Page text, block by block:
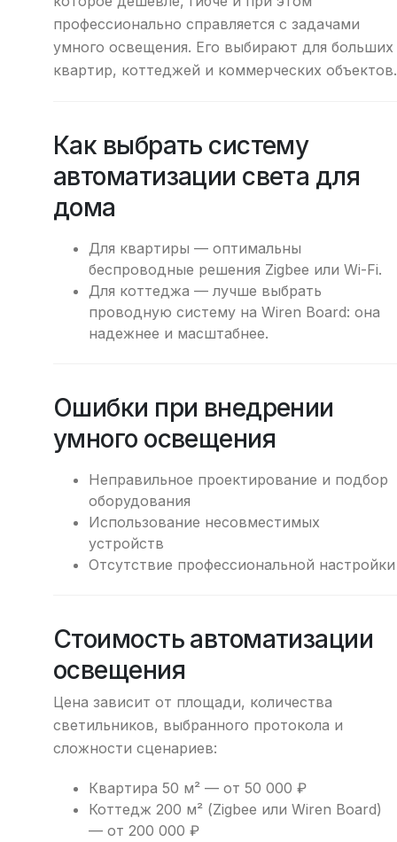
профессионально справляется с задачами
умного освещения. Его выбирают для больших
квартир, коттеджей и коммерческих объектов.
Как выбрать систему
автоматизации света для
дома
Для квартиры — оптимальны
беспроводные решения Zigbee или Wi-Fi.
Для коттеджа — лучше выбрать
проводную систему на Wiren Board: она
надежнее и масштабнее.
Ошибки при внедрении
умного освещения
Неправильное проектирование и подбор
оборудования
Использование несовместимых
устройств
Отсутствие профессиональной настройки
Стоимость автоматизации
освещения
Цена зависит от площади, количества
светильников, выбранного протокола и
сложности сценариев:
Квартира 50 м² — от 50 000 ₽
Коттедж 200 м² (Zigbee или Wiren Board)
— от 200 000 ₽